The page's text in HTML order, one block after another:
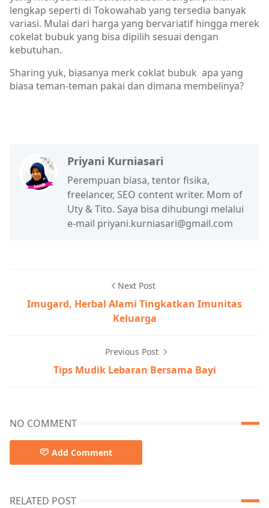
lengkap seperti di Tokowahab yang tersedia banyak
variasi. Mulai dari harga yang bervariatif hingga merek
cokelat bubuk yang bisa dipilih sesuai dengan
kebutuhan.
Sharing yuk, biasanya merk coklat bubuk apa yang
biasa teman-teman pakai dan dimana membelinya?
Priyani Kurniasari
Perempuan biasa, tentor fisika,
freelancer, SEO content writer. Mom of
Uty & Tito. Saya bisa dihubungi melalui
e-mail priyani.kurniasari@gmail.com
Next Post
Imugard, Herbal Alami Tingkatkan Imunitas
Keluarga
Previous Post
Tips Mudik Lebaran Bersama Bayi
NO COMMENT
Add Comment
RELATED POST